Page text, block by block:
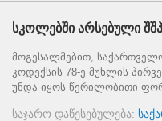
სკოლებში არსებული
მოგესალმებით,
კოდექსის 78-ე მუხლის
უნდა იყოს წერილობითი
საჯარო დაწესებულება: